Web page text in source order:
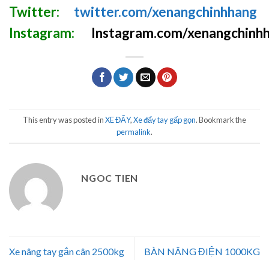
Twitter:
twitter.com/xenangchinhhang
Instagram:
Instagram.com/
This entry was posted inXE ĐẨY,Xe đẩy tay gấp gọn. Bookmark the
permalink.
NGOC TIEN
Xe nâng tay gắn cân 2500kg
BÀN NÂNG ĐIỆN 1000KG